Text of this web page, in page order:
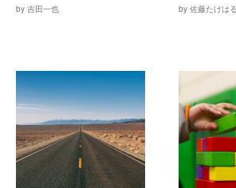
by 吉田一也 by 佐藤たけはる